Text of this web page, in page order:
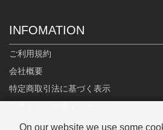
INFOMATION
ご利用規約
会社概要
特定商取引法に基づく表示
On our website we use some